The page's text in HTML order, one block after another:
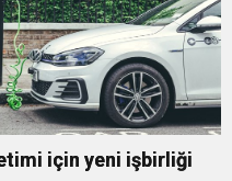
için yeni işbirliği